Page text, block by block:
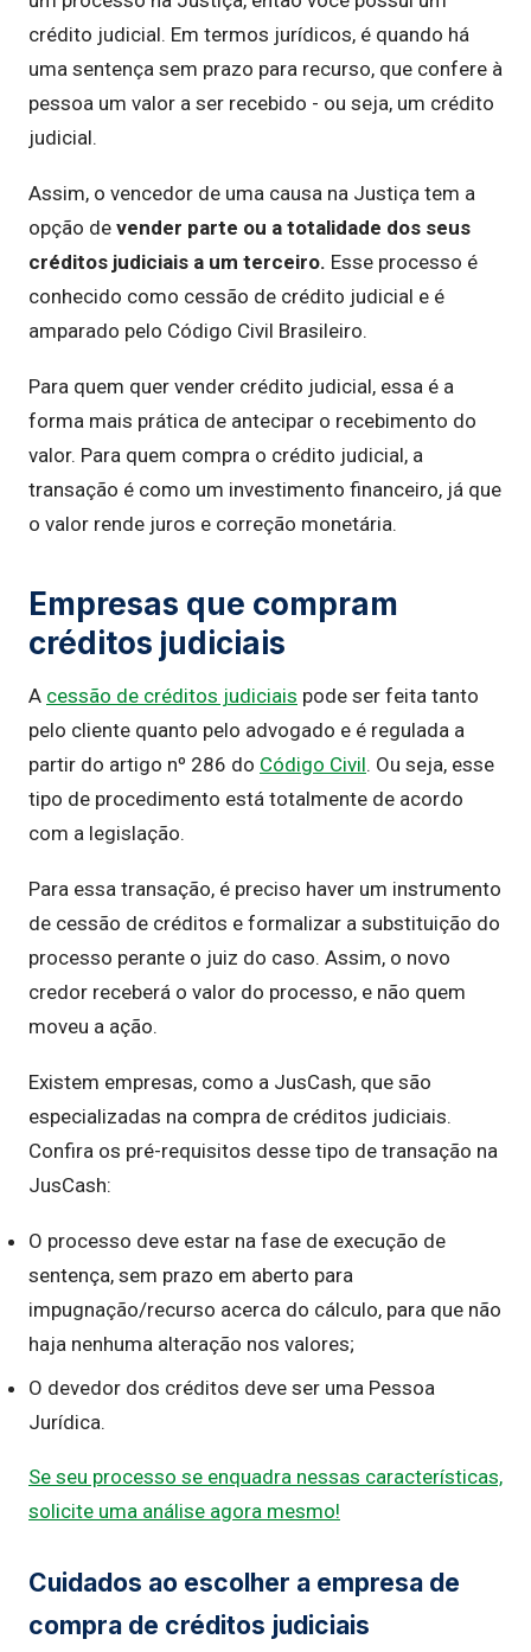
crédito judicial. Em termos jurídicos, é quando há
uma sentença sem prazo para recurso, que confere à
pessoa um valor a ser recebido - ou seja, um crédito
judicial.
Assim, o vencedor de uma causa na Justiça tem a
opção de vender parte ou a totalidade dos seus
créditos judiciais a um terceiro. Esse processo é
conhecido como cessão de crédito judicial e é
amparado pelo Código Civil Brasileiro.
Para quem quer vender crédito judicial, essa é a
forma mais prática de antecipar o recebimento do
valor. Para quem compra o crédito judicial, a
transação é como um investimento financeiro, já que
o valor rende juros e correção monetária.
Empresas que compram
créditos judiciais
A cessão de créditos judiciais pode ser feita tanto
pelo cliente quanto pelo advogado e é regulada a
partir do artigo nº 286 do Código Civil. Ou seja, esse
tipo de procedimento está totalmente de acordo
com a legislação.
Para essa transação, é preciso haver um instrumento
de cessão de créditos e formalizar a substituição do
processo perante o juiz do caso. Assim, o novo
credor receberá o valor do processo, e não quem
moveu a ação.
Existem empresas, como a JusCash, que são
especializadas na compra de créditos judiciais.
Confira os pré-requisitos desse tipo de transação na
JusCash:
O processo deve estar na fase de execução de
sentença, sem prazo em aberto para
impugnação/recurso acerca do cálculo, para que não
haja nenhuma alteração nos valores;
O devedor dos créditos deve ser uma Pessoa
Jurídica.
Se seu processo se enquadra nessas características,
solicite uma análise agora mesmo!
Cuidados ao escolher a empresa de
compra de créditos judiciais